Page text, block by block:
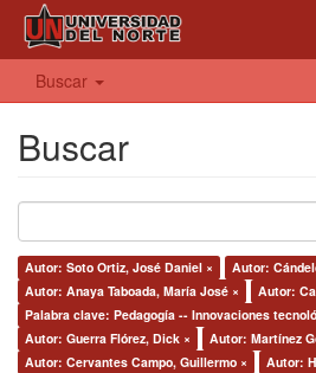
Buscar
Buscar
Autor: Soto Ortiz, José Daniel ×
Autor:
Autor: Anaya Taboada, María José ×
Autor:
Palabra clave: Pedagogía -- Innovaciones
Autor: Guerra Flórez, Dick ×
Autor: Martínez
Autor: Cervantes Campo, Guillermo ×
Autor: